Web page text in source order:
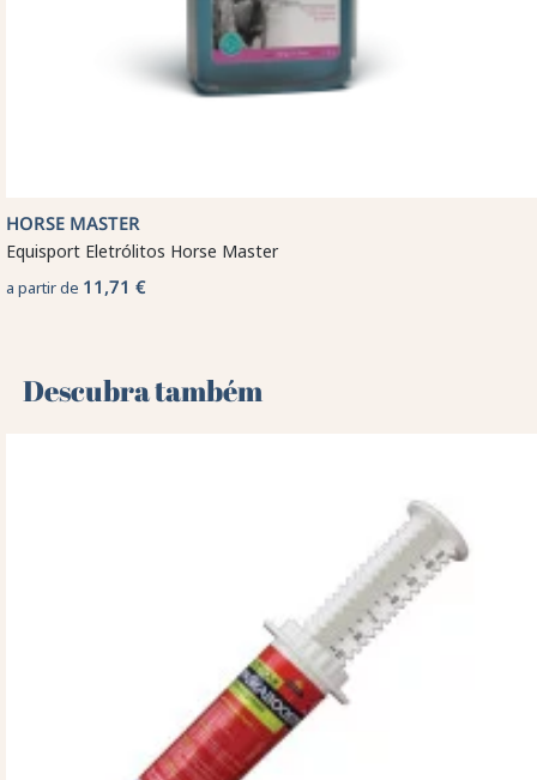
HORSE MASTER
Equisport Eletrólitos Horse Master
a partir de 11,71 €
Descubra também 🌻